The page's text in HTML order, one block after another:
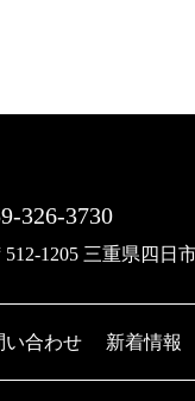
326-3730
1205 三重県四日
い合わせ 新着情報